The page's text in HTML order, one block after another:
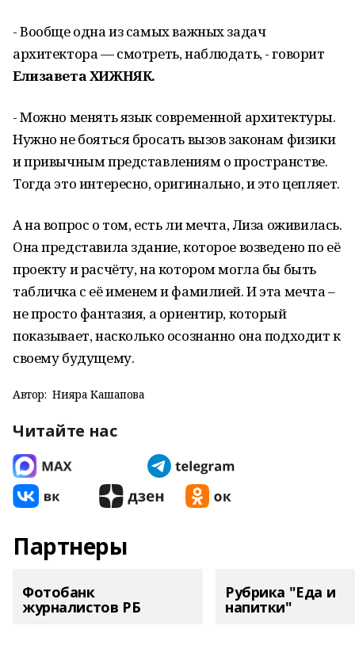
- Вообще одна из самых важных задач
архитектора — смотреть, наблюдать, - говорит
Елизавета ХИЖНЯК.
- Можно менять язык современной архитектуры.
Нужно не бояться бросать вызов законам физики
и привычным представлениям о пространстве.
Тогда это интересно, оригинально, и это цепляет.
А на вопрос о том, есть ли мечта, Лиза оживилась.
Она представила здание, которое возведено по её
проекту и расчёту, на котором могла бы быть
табличка с её именем и фамилией. И эта мечта –
не просто фантазия, а ориентир, который
показывает, насколько осознанно она подходит к
своему будущему.
Автор: Нияра Кашапова
Читайте нас
Партнеры
Фотобанк
журналистов РБ
Рубрика "Еда и
напитки"